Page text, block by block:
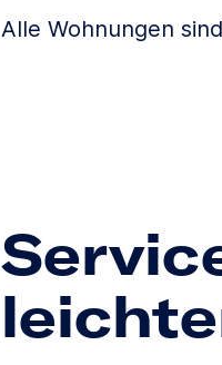
Alle Wohnungen